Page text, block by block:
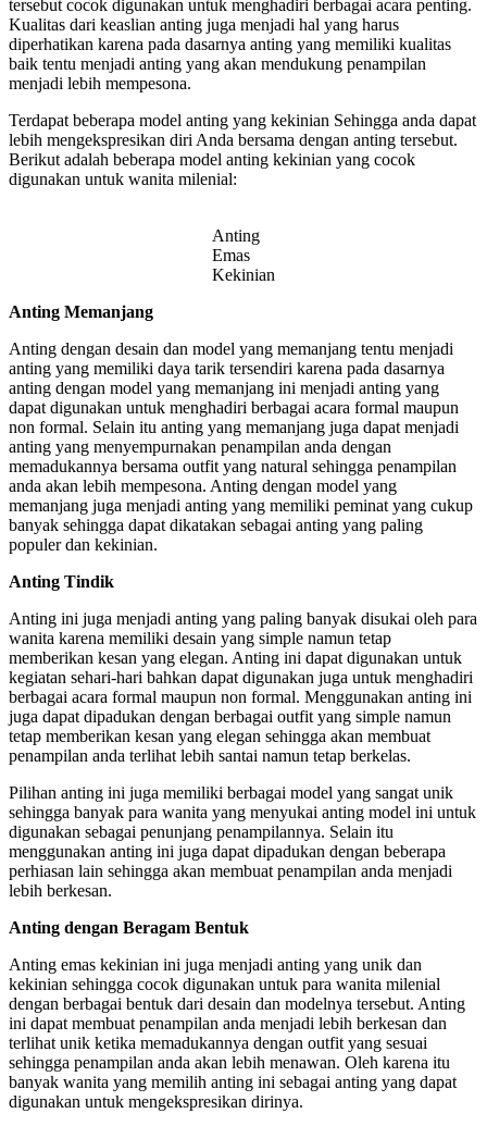
tersebut cocok digunakan untuk menghadiri berbagai acara penting.
Kualitas dari keaslian anting juga menjadi hal yang harus
diperhatikan karena pada dasarnya anting yang memiliki kualitas
baik tentu menjadi anting yang akan mendukung penampilan
menjadi lebih mempesona.
Terdapat beberapa model anting yang kekinian Sehingga anda dapat
lebih mengekspresikan diri Anda bersama dengan anting tersebut.
Berikut adalah beberapa model anting kekinian yang cocok
digunakan untuk wanita milenial:
Anting
Emas
Kekinian
Anting Memanjang
Anting dengan desain dan model yang memanjang tentu menjadi
anting yang memiliki daya tarik tersendiri karena pada dasarnya
anting dengan model yang memanjang ini menjadi anting yang
dapat digunakan untuk menghadiri berbagai acara formal maupun
non formal. Selain itu anting yang memanjang juga dapat menjadi
anting yang menyempurnakan penampilan anda dengan
memadukannya bersama outfit yang natural sehingga penampilan
anda akan lebih mempesona. Anting dengan model yang
memanjang juga menjadi anting yang memiliki peminat yang cukup
banyak sehingga dapat dikatakan sebagai anting yang paling
populer dan kekinian.
Anting Tindik
Anting ini juga menjadi anting yang paling banyak disukai oleh para
wanita karena memiliki desain yang simple namun tetap
memberikan kesan yang elegan. Anting ini dapat digunakan untuk
kegiatan sehari-hari bahkan dapat digunakan juga untuk menghadiri
berbagai acara formal maupun non formal. Menggunakan anting ini
juga dapat dipadukan dengan berbagai outfit yang simple namun
tetap memberikan kesan yang elegan sehingga akan membuat
penampilan anda terlihat lebih santai namun tetap berkelas.
Pilihan anting ini juga memiliki berbagai model yang sangat unik
sehingga banyak para wanita yang menyukai anting model ini untuk
digunakan sebagai penunjang penampilannya. Selain itu
menggunakan anting ini juga dapat dipadukan dengan beberapa
perhiasan lain sehingga akan membuat penampilan anda menjadi
lebih berkesan.
Anting dengan Beragam Bentuk
Anting emas kekinian ini juga menjadi anting yang unik dan
kekinian sehingga cocok digunakan untuk para wanita milenial
dengan berbagai bentuk dari desain dan modelnya tersebut. Anting
ini dapat membuat penampilan anda menjadi lebih berkesan dan
terlihat unik ketika memadukannya dengan outfit yang sesuai
sehingga penampilan anda akan lebih menawan. Oleh karena itu
banyak wanita yang memilih anting ini sebagai anting yang dapat
digunakan untuk mengekspresikan dirinya.